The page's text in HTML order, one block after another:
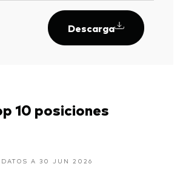
Descarga
10 posiciones
DATOS A 30 JUN 2026